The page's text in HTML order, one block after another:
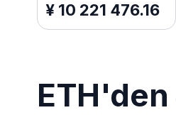
¥ 10 221 476.16
ETH'den